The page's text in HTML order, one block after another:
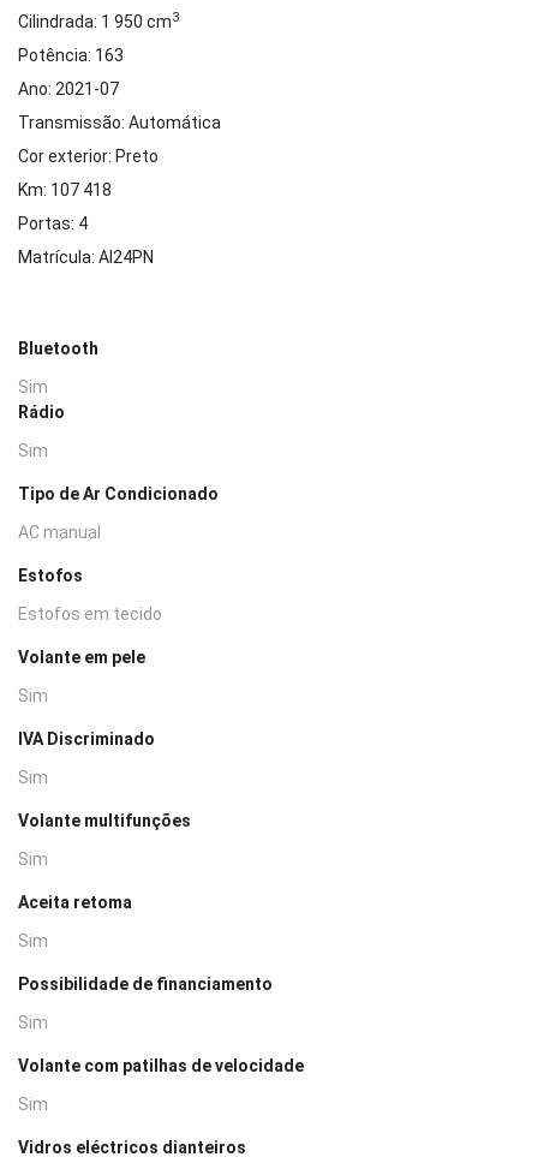
Cilindrada: 1 950 cm3
Potência: 163
Ano: 2021-07
Transmissão: Automática
Cor exterior: Preto
Km: 107 418
Portas: 4
Matrícula: AI24PN
Bluetooth
Sim
Rádio
Sim
Tipo de Ar Condicionado
AC manual
Estofos
Estofos em tecido
Volante em pele
Sim
IVA Discriminado
Sim
Volante multifunções
Sim
Aceita retoma
Sim
Possibilidade de financiamento
Sim
Volante com patilhas de velocidade
Sim
Vidros eléctricos dianteiros